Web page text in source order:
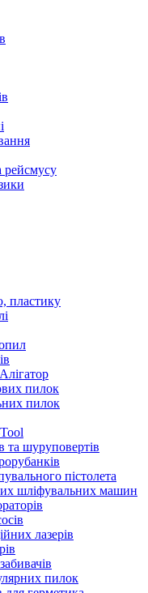
рейсмусу
пластику
пилок
пилок
та шуруповертів
пістолета
шліфувальних машин
лазерів
пилок